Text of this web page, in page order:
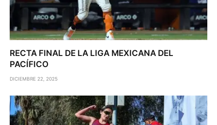
RECTA FINAL DE LA LIGA MEXICANA DEL
PACÍFICO
DICIEMBRE 22, 2025